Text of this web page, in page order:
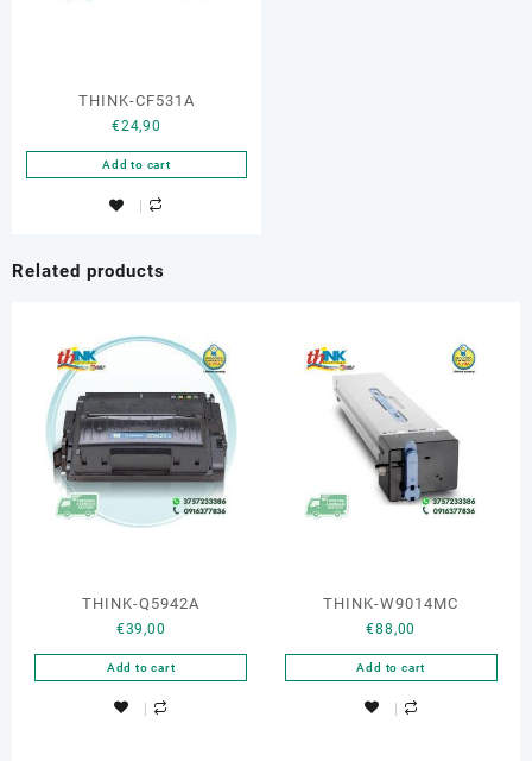
THINK-CF531A
€24,90
Add to cart
Related products
THINK-Q5942A
€39,00
Add to cart
THINK-W9014MC
€88,00
Add to cart